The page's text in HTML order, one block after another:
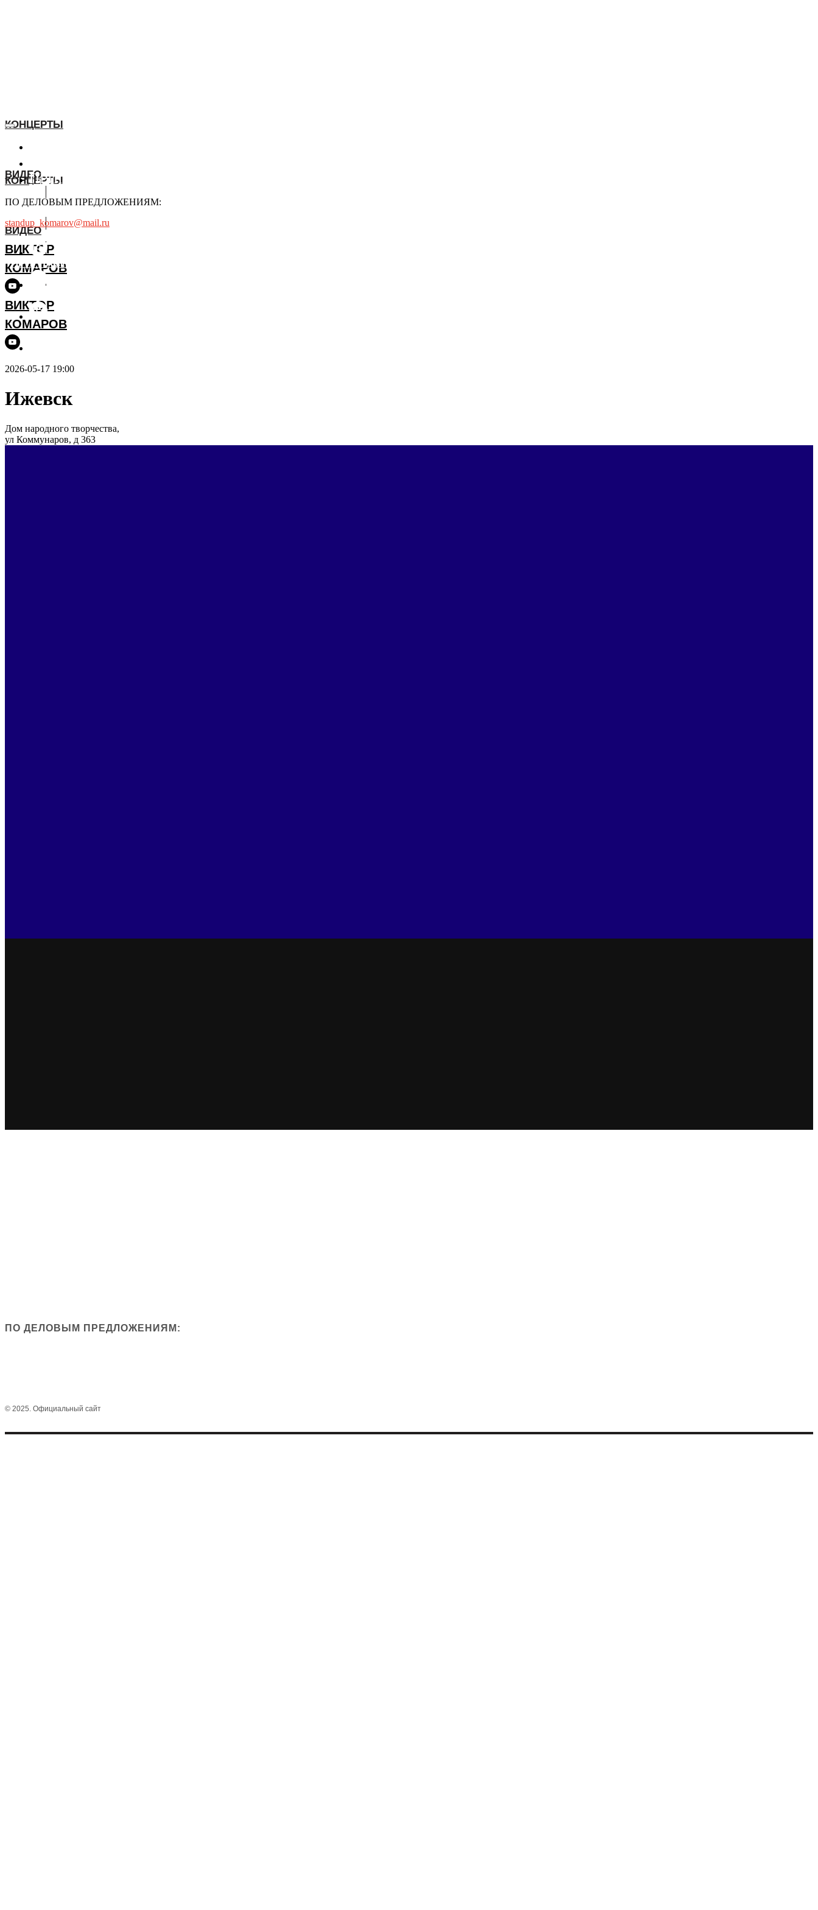
КОНЦЕРТЫ
ВИДЕО
ПРИГЛАСИТЬ
ВИКТОР
КОМАРОВ
КОНЦЕРТЫ
ВИДЕО
ПРИГЛАСИТЬ
ВИКТОР
КОМАРОВ
ПРИГЛАСИТЬ
ПО ДЕЛОВЫМ ПРЕДЛОЖЕНИЯМ:
standup_komarov@mail.ru
2026-05-17 19:00
Ижевск
Дом народного творчества,
ул Коммунаров, д 363
ПО ДЕЛОВЫМ ПРЕДЛОЖЕНИЯМ:
© 2025. Официальный сайт